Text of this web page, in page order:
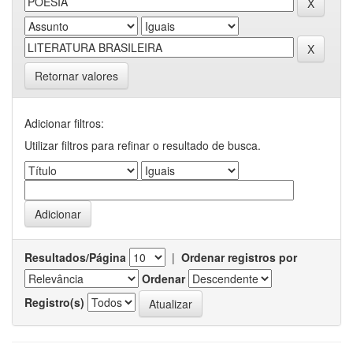
Retornar valores
Adicionar filtros:
Utilizar filtros para refinar o resultado de busca.
Resultados/Página | Ordenar registros por
Ordenar
Registro(s)